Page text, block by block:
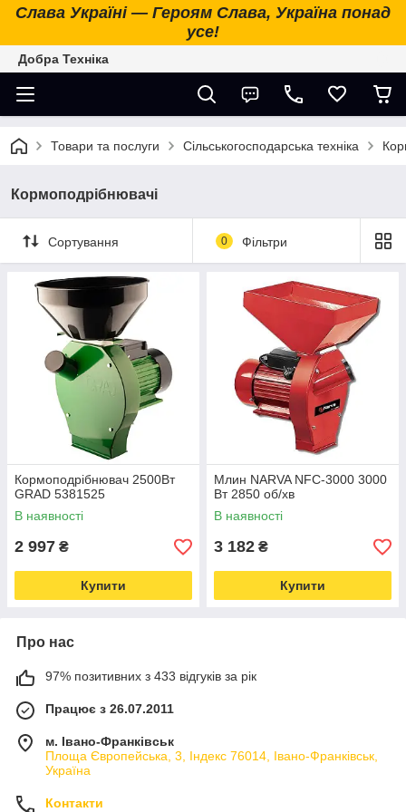
Слава Україні — Героям Слава, Україна понад
усе!
Добра Техніка
Товари та послуги Сільськогосподарська техніка
Кормоподрібнювачі
Сортування 0 Фільтри
Кормоподрібнювач 2500Вт
GRAD 5381525
В наявності
2 997 ₴
Купити
Млин NARVA NFC-3000 3000
Вт 2850 об/хв
В наявності
3 182 ₴
Купити
Про нас
97% позитивних з 433 відгуків за рік
Працює з 26.07.2011
м. Івано-Франківськ
Площа Європейська, 3, Індекс 76014, Івано-Франківськ,
Україна
Контакти